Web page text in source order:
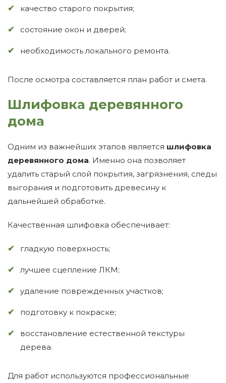
качество старого покрытия;
состояние окон и дверей;
необходимость локального ремонта.
После осмотра составляется план работ и смета.
Шлифовка деревянного
дома
Одним из важнейших этапов является шлифовка
деревянного дома. Именно она позволяет
удалить старый слой покрытия, загрязнения, следы
выгорания и подготовить древесину к
дальнейшей обработке.
Качественная шлифовка обеспечивает:
гладкую поверхность;
лучшее сцепление ЛКМ;
удаление поврежденных участков;
подготовку к покраске;
восстановление естественной текстуры
дерева.
Для работ используются профессиональные